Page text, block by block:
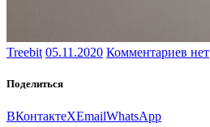
Treebit 05.11.2020 Комментариев нет
Поделиться
ВКонтактеXEmailWhatsApp